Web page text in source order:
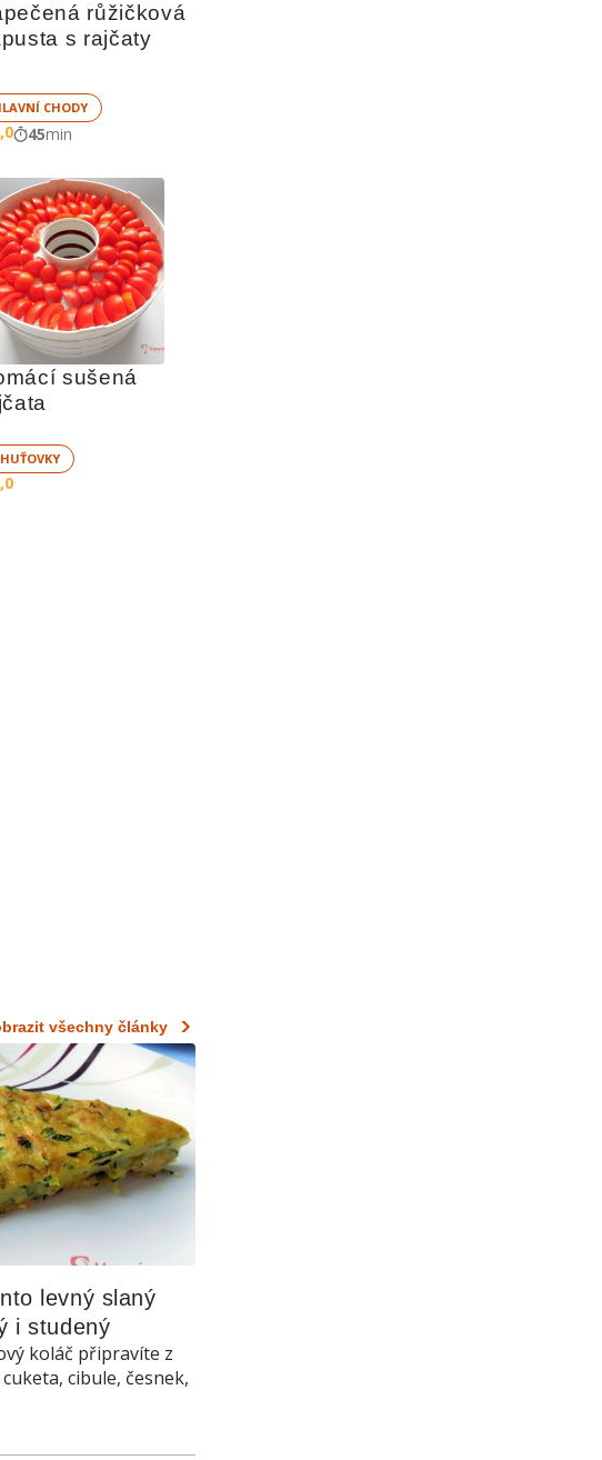
růžičková
s rajčaty
CHODY
45min
sušená
všechny články
levný slaný
i studený
koláč připravíte z
cibule, česnek,